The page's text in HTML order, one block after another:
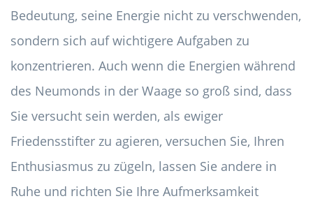
Bedeutung, seine Energie nicht zu verschwenden,
sondern sich auf wichtigere Aufgaben zu
konzentrieren. Auch wenn die Energien während
des Neumonds in der Waage so groß sind, dass
Sie versucht sein werden, als ewiger
Friedensstifter zu agieren, versuchen Sie, Ihren
Enthusiasmus zu zügeln, lassen Sie andere in
Ruhe und richten Sie Ihre Aufmerksamkeit